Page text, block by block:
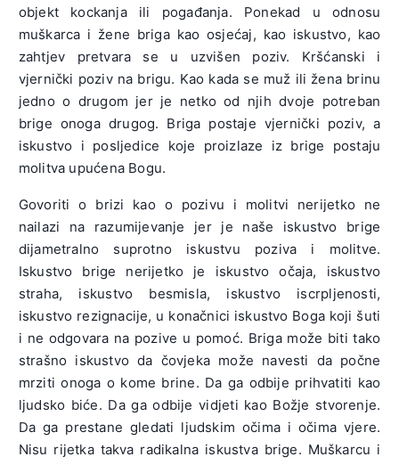
objekt kockanja ili pogađanja. Ponekad u odnosu
muškarca i žene briga kao osjećaj, kao iskustvo, kao
zahtjev pretvara se u uzvišen poziv. Kršćanski i
vjernički poziv na brigu. Kao kada se muž ili žena brinu
jedno o drugom jer je netko od njih dvoje potreban
brige onoga drugog. Briga postaje vjernički poziv, a
iskustvo i posljedice koje proizlaze iz brige postaju
molitva upućena Bogu.
Govoriti o brizi kao o pozivu i molitvi nerijetko ne
nailazi na razumijevanje jer je naše iskustvo brige
dijametralno suprotno iskustvu poziva i molitve.
Iskustvo brige nerijetko je iskustvo očaja, iskustvo
straha, iskustvo besmisla, iskustvo iscrpljenosti,
iskustvo rezignacije, u konačnici iskustvo Boga koji šuti
i ne odgovara na pozive u pomoć. Briga može biti tako
strašno iskustvo da čovjeka može navesti da počne
mrziti onoga o kome brine. Da ga odbije prihvatiti kao
ljudsko biće. Da ga odbije vidjeti kao Božje stvorenje.
Da ga prestane gledati ljudskim očima i očima vjere.
Nisu rijetka takva radikalna iskustva brige. Muškarcu i